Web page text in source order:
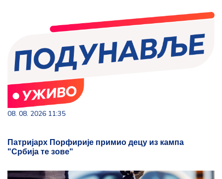
08. 08. 2026 11:35
Патријарх Порфирије примио децу из кампа
"Србија те зове"